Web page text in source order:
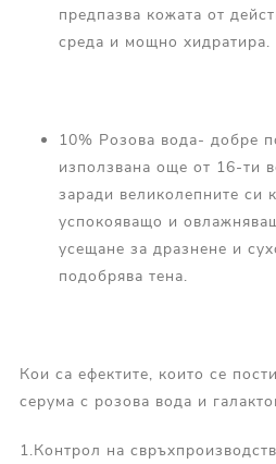
предпазва кожата от
среда и мощно хидратира.
10% Розова вода- добре
използвана още от 16-ти
заради великолепните си
успокояващо и
усещане за дразнене и
подобрява тена.
Кои са ефектите, които се
серума с розова вода и
1.Контрол на